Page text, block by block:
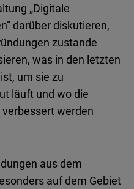
„Digitale
darüber diskutieren,
zustande
was in den letzten
um sie zu
läuft und wo die
werden
aus dem
auf dem Gebiet